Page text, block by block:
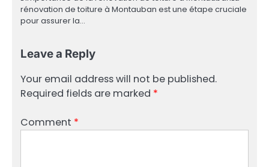
rénovation de toiture à Montauban est une étape cruciale
pour assurer la…
Leave a Reply
Your email address will not be published.
Required fields are marked *
Comment *